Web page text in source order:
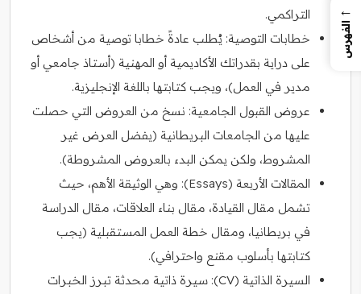
التراكمي.
خطابات التوصية: يُطلب عادةً خطابا توصية من أشخاص
على دراية بقدراتك الأكاديمية أو المهنية (أستاذ جامعي أو
مدير في العمل)، ويجب كتابتها باللغة الإنجليزية.
عروض القبول الجامعية: نسخ من العروض التي حصلت
عليها من الجامعات البريطانية (يفضل العرض غير
المشروط، ولكن يمكن البدء بالعروض المشروطة).
المقالات الأربعة (Essays): وهي الوثيقة الأهم، حيث
تشمل مقال القيادة، مقال بناء العلاقات، مقال الدراسة
في بريطانيا، ومقال خطة العمل المستقبلية (يجب
كتابتها بأسلوب مقنع واحترافي).
السيرة الذاتية (CV): سيرة ذاتية محدثة تبرز الخبرات
←
الفهرس